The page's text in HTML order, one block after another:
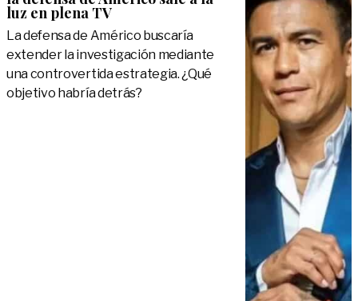
luz en plena TV
La defensa de Américo buscaría
extender la investigación mediante
una controvertida estrategia. ¿Qué
objetivo habría detrás?